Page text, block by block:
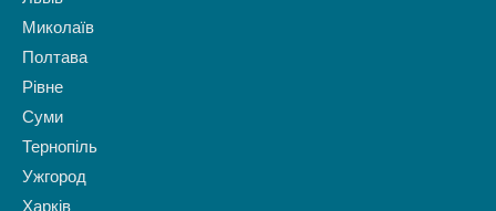
Миколаїв
Полтава
Рівне
Суми
Тернопіль
Ужгород
Харків